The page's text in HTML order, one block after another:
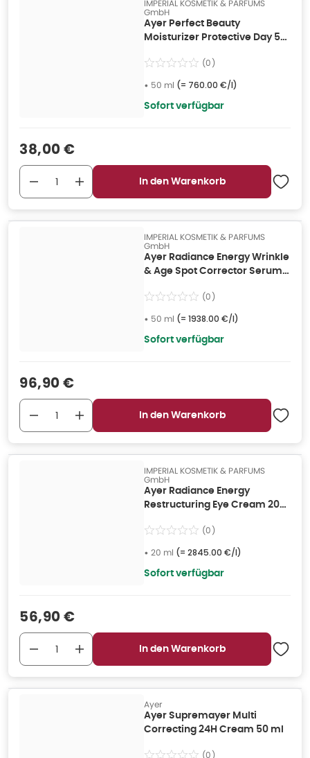
IMPERIAL KOSMETIK & PARFUMS
GmbH
Ayer Perfect Beauty
Moisturizer Protective Day 50
(0)
• 50 ml (= 760.00 €/l)
Sofort verfügbar
Verkaufspreis
38,00 €
In den Warenkorb
IMPERIAL KOSMETIK & PARFUMS
GmbH
Ayer Radiance Energy Wrinkle
& Age Spot Corrector Serum
(0)
• 50 ml (= 1938.00 €/l)
Sofort verfügbar
Verkaufspreis
96,90 €
In den Warenkorb
IMPERIAL KOSMETIK & PARFUMS
GmbH
Ayer Radiance Energy
Restructuring Eye Cream 20
(0)
• 20 ml (= 2845.00 €/l)
Sofort verfügbar
Verkaufspreis
56,90 €
In den Warenkorb
Ayer
Ayer Supremayer Multi
Correcting 24H Cream 50 ml
(0)